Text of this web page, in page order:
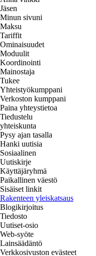
Jäsen
Minun sivuni
Maksu
Tariffit
Ominaisuudet
Moduulit
Koordinointi
Mainostaja
Tukee
Yhteistyökumppani
Verkoston kumppani
Paina yhteystietoa
Tiedustelu
yhteiskunta
Pysy ajan tasalla
Hanki uutisia
Sosiaalinen
Uutiskirje
Käyttäjäryhmä
Paikallinen väestö
Sisäiset linkit
Rakenteen yleiskatsaus
Blogikirjoitus
Tiedosto
Uutiset-osio
Web-syöte
Lainsäädäntö
Verkkosivuston evästeet